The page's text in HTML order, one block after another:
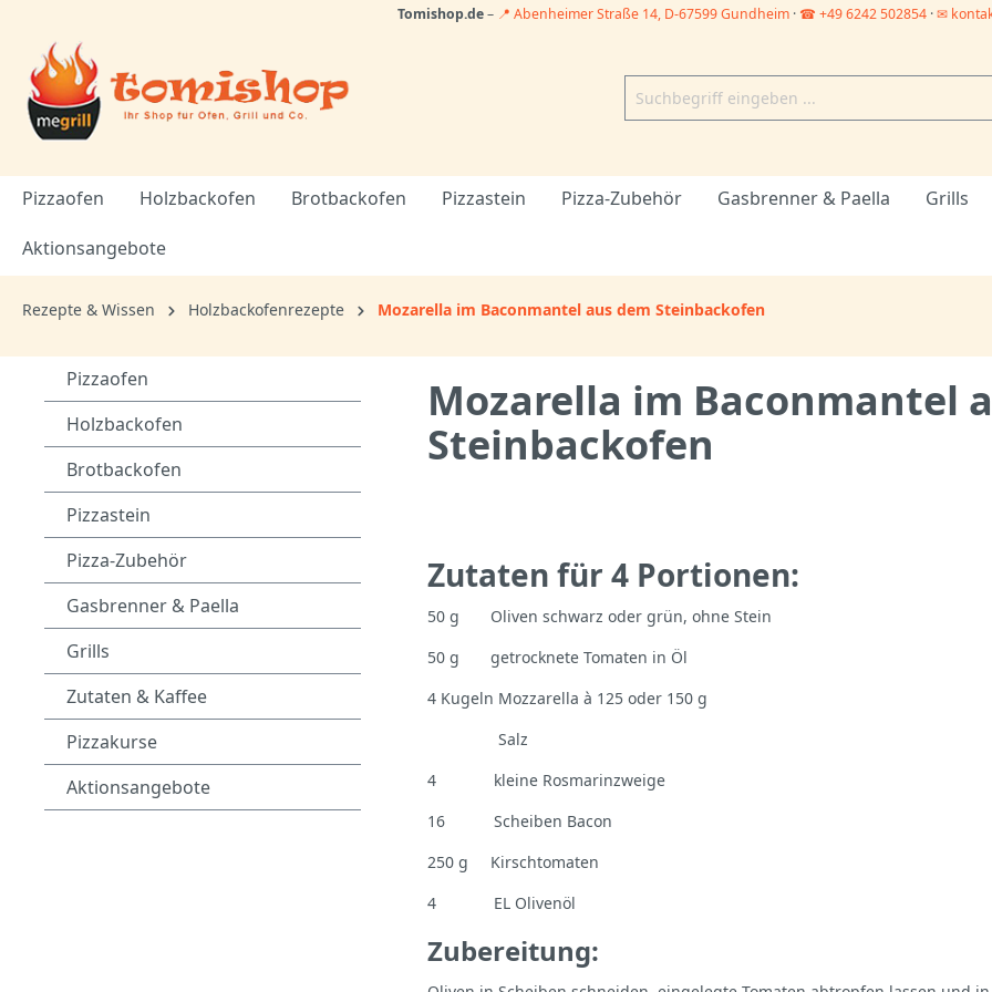
Tomishop.de– 📍 Abenheimer Straße 14, D-67599 Gundheim · ☎ +49 6242 502854·✉
Pizzaofen Holzbackofen Brotbackofen Pizzastein Pizza-Zubehör Gasbrenner & Paella Grills
Aktionsangebote
Rezepte & Wissen Holzbackofenrezepte Mozarella im Baconmantel aus dem Steinbackofen
Pizzaofen
Holzbackofen
Brotbackofen
Pizzastein
Pizza-Zubehör
Gasbrenner & Paella
Grills
Zutaten & Kaffee
Pizzakurse
Aktionsangebote
Mozarella im Baconmantel
Steinbackofen
Zutaten für 4 Portionen:
50 g Oliven schwarz oder grün, ohne Stein
50 g getrocknete Tomaten in Öl
4 Kugeln Mozzarella à 125 oder 150 g
Salz
4 kleine Rosmarinzweige
16 Scheiben Bacon
250 g Kirschtomaten
4 EL Olivenöl
Zubereitung: